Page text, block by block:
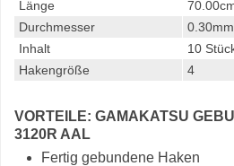
Länge
Durchmesser
0.30mm
Inhalt
10
Hakengröße
4
VORTEILE: GAMAKATSU
3120R AAL
Fertig gebundene Haken